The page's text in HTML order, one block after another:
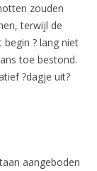
zouden
terwijl de
begin ? lang niet
toe bestond.
?dagje uit?
aangeboden